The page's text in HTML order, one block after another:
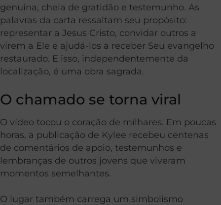
genuína, cheia de gratidão e testemunho. As
palavras da carta ressaltam seu propósito:
representar a Jesus Cristo, convidar outros a
virem a Ele e ajudá-los a receber Seu evangelho
restaurado. E isso, independentemente da
localização, é uma obra sagrada.
O chamado se torna viral
O vídeo tocou o coração de milhares. Em poucas
horas, a publicação de Kylee recebeu centenas
de comentários de apoio, testemunhos e
lembranças de outros jovens que viveram
momentos semelhantes.
O lugar também carrega um simbolismo